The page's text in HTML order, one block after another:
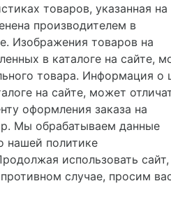
товаров, указанная на
производителем в
Изображения товаров на
в каталоге на сайте,
товара. Информация о
на сайте, может
оформления заказа на
Мы обрабатываем данные
нашей политике
использовать
случае, просим